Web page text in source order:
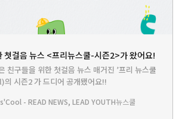
첫걸음 뉴스 <프리뉴스쿨-시즌2>가 왔어요!
친구들을 위한 첫걸음 뉴스 매거진 ’프리 뉴스쿨
시즌2 가 드디어 공개됐어요!!
- READ NEWS, LEAD YOUTH뉴스쿨